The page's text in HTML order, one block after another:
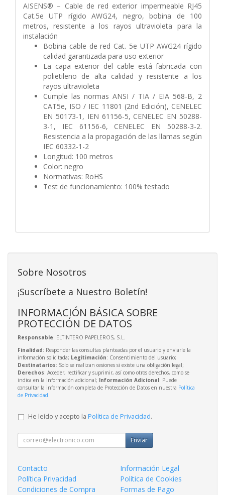
AISENS® – Cable de red exterior impermeable RJ45
Cat.5e UTP rígido AWG24, negro, bobina de 100
metros, resistente a los rayos ultravioleta para la
instalación
Bobina cable de red Cat. 5e UTP AWG24 rígido
calidad garantizada para uso exterior
La capa exterior del cable está fabricada con
polietileno de alta calidad y resistente a los
rayos ultravioleta
Cumple las normas ANSI / TIA / EIA 568-B, 2
CAT5e, ISO / IEC 11801 (2nd Edición), CENELEC
EN 50173-1, IEN 61156-5, CENELEC EN 50288-
3-1, IEC 61156-6, CENELEC EN 50288-3-2.
Resistencia a la propagación de las llamas según
IEC 60332-1-2
Longitud: 100 metros
Color: negro
Normativas: RoHS
Test de funcionamiento: 100% testado
Sobre Nosotros
¡Suscríbete a Nuestro Boletín!
INFORMACIÓN BÁSICA SOBRE
PROTECCIÓN DE DATOS
Responsable: ELTINTERO PAPELEROS, S.L.
Finalidad: Responder las consultas planteadas por el usuario y enviarle la
información solicitada; Legitimación: Consentimiento del usuario;
Destinatarios: Solo se realizan cesiones si existe una obligación legal;
Derechos: Acceder, rectificar y suprimir, así como otros derechos, como se
indica en la información adicional; Información Adicional: Puede
consultar la información completa de Protección de Datos en nuestra Política
de Privacidad
He leído y acepto la Política de Privacidad.
Enviar
Contacto
Información Legal
Política Privacidad
Política de Cookies
Condiciones de Compra
Formas de Pago